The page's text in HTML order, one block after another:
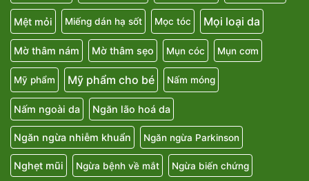
Mệt mỏi Miếng dán hạ sốt Mọc tóc Mọi loại da
Mờ thâm nám Mờ thâm sẹo Mụn cóc Mụn cơm
Mỹ phẩm Mỹ phẩm cho bé Nấm móng
Nấm ngoài da Ngăn lão hoá da
Ngăn ngừa nhiễm khuẩn Ngăn ngừa Parkinson
Nghẹt mũi Ngừa bệnh về mắt Ngừa biến chứng